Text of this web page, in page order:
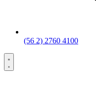
(56 2) 2760 4100